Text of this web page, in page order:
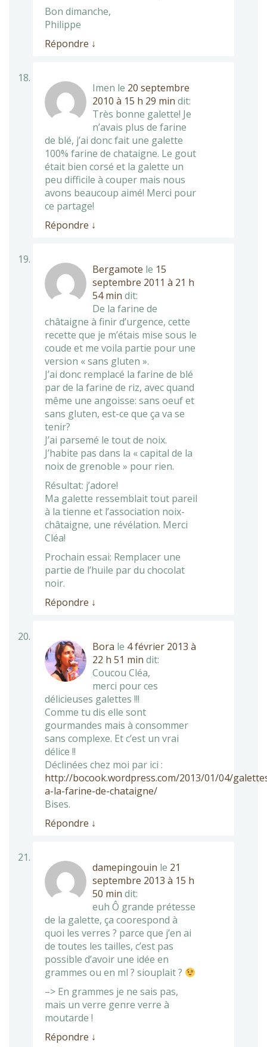
Bon dimanche,
Philippe
Répondre ↓
Imen le 20 septembre
2010 à 15 h 29 min dit:
Très bonne galette! Je
n’avais plus de farine
de blé, j’ai donc fait une galette
100% farine de chataigne. Le gout
était bien corsé et la galette un
peu difficile à couper mais nous
avons beaucoup aimé! Merci pour
ce partage!
Répondre ↓
Bergamote le 15
septembre 2011 à 21 h
54 min dit:
De la farine de
châtaigne à finir d’urgence, cette
recette que je m’étais mise sous le
coude et me voila partie pour une
version « sans gluten ».
J’ai donc remplacé la farine de blé
par de la farine de riz, avec quand
même une angoisse: sans oeuf et
sans gluten, est-ce que ça va se
tenir?
J’ai parsemé le tout de noix.
J’habite pas dans la « capital de la
noix de grenoble » pour rien.
Résultat: j’adore!
Ma galette ressemblait tout pareil
à la tienne et l’association noix-
châtaigne, une révélation. Merci
Cléa!
Prochain essai: Remplacer une
partie de l’huile par du chocolat
noir.
Répondre ↓
Bora le 4 février 2013 à
22 h 51 min dit:
Coucou Cléa,
merci pour ces
délicieuses galettes !!!
Comme tu dis elle sont
gourmandes mais à consommer
sans complexe. Et c’est un vrai
délice !!
Déclinées chez moi par ici :
http://bocook.wordpress.com/2013/01/04/
a-la-farine-de-chataigne/
Bises.
Répondre ↓
damepingouin le 21
septembre 2013 à 15 h
50 min dit:
euh Ô grande prétesse
de la galette, ça coorespond à
quoi les verres ? parce que j’en ai
de toutes les tailles, c’est pas
possible d’avoir une idée en
grammes ou en ml ? siouplait ?
–> En grammes je ne sais pas,
mais un verre genre verre à
moutarde !
Répondre ↓